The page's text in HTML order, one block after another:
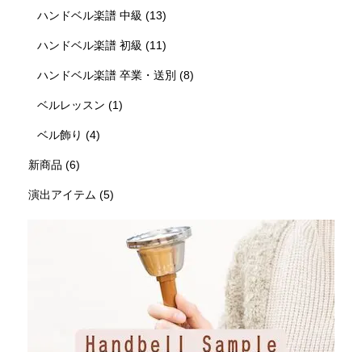
ハンドベル楽譜 中級 (13)
ハンドベル楽譜 初級 (11)
ハンドベル楽譜 卒業・送別 (8)
ベルレッスン (1)
ベル飾り (4)
新商品 (6)
演出アイテム (5)